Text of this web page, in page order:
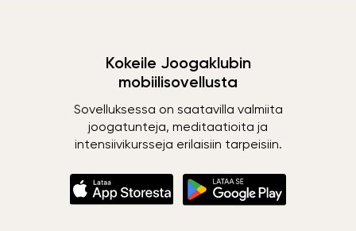
Kokeile Joogaklubin
mobiilisovellusta
Sovelluksessa on saatavilla valmiita
joogatunteja, meditaatioita ja
intensiivikursseja erilaisiin tarpeisiin.